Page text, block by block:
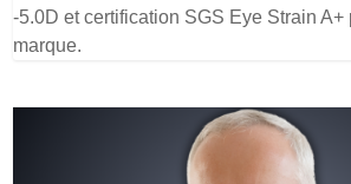
-5.0D et certification SGS Eye Strain A+
marque.